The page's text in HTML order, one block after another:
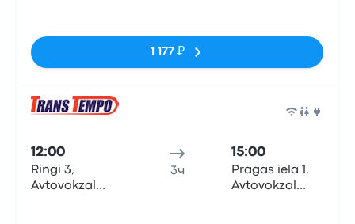
1 177 ₽
12:00
Ringi 3,
Avtovokzal
3ч
15:00
Pragas iela 1,
Avtovokzal